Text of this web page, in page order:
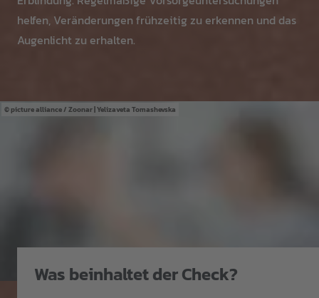
helfen, Veränderungen frühzeitig zu erkennen und das
Augenlicht zu erhalten.
picture alliance / Zoonar | Yelizaveta Tomashevska
Was beinhaltet der Check?